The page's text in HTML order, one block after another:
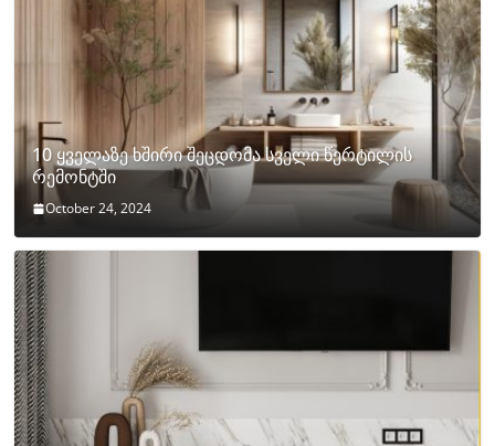
10 ყველაზე ხშირი შეცდომა სველი წერტილის
რემონტში
October 24, 2024